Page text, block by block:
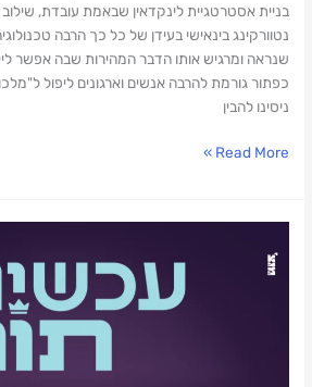
נטוורקינג בינאישי בעידן של כל כך הרבה
שנראה ומרגיש אותו הדבר המהירות שבה אפשר
כפתור גורמת להרבה אנשים וארגונים ליפול
ניסינו להבין
Read More »
ב"שבוע
הנערה"